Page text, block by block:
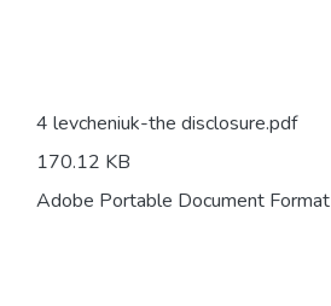
4 levcheniuk-the disclosure.pdf
170.12 KB
Adobe Portable Document Format